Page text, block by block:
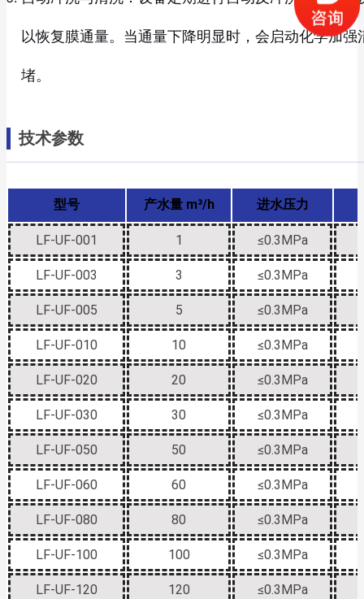
以恢复膜通量。当通量下降明显时，会启动化学加
堵。
技术参数
型号 产水量 m³/h 进水压力
LF-UF-001 1 ≤0.3MPa
LF-UF-003 3 ≤0.3MPa
LF-UF-005 5 ≤0.3MPa
LF-UF-010 10 ≤0.3MPa
LF-UF-020 20 ≤0.3MPa
LF-UF-030 30 ≤0.3MPa
LF-UF-050 50 ≤0.3MPa
LF-UF-060 60 ≤0.3MPa
LF-UF-080 80 ≤0.3MPa
LF-UF-100 100 ≤0.3MPa
LF-UF-120 120 ≤0.3MPa